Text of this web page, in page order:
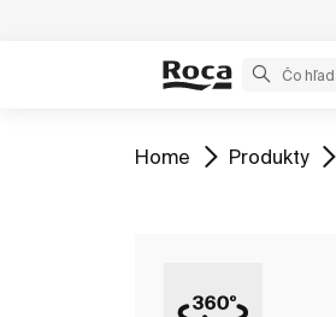
ZOBRAZIŤ
Home ZOBRAZIŤ
Produkty